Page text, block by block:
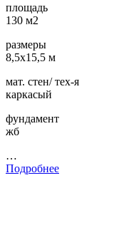
площадь
130 м2
размеры
8,5х15,5 м
мат. стен/ тех-я
каркасый
фундамент
жб
…
Подробнее